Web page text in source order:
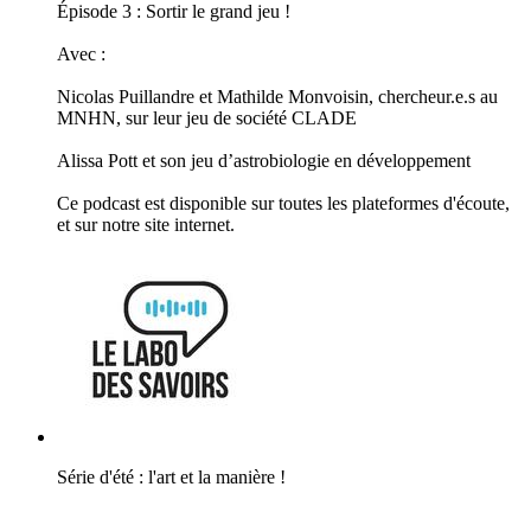
Épisode 3 : Sortir le grand jeu !
Avec :
Nicolas Puillandre et Mathilde Monvoisin, chercheur.e.s au
MNHN, sur leur jeu de société CLADE
Alissa Pott et son jeu d’astrobiologie en développement
Ce podcast est disponible sur toutes les plateformes d'écoute,
et sur notre site internet.
Série d'été : l'art et la manière !